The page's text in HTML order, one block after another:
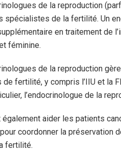
de la reproduction
spécialistes de la fertilité. Un
en traitement de
féminine.
de la reproduction
de fertilité, y compris l’IIU et la
l’endocrinologue de la
également aider les patients
coordonner la préservation
fertilité.